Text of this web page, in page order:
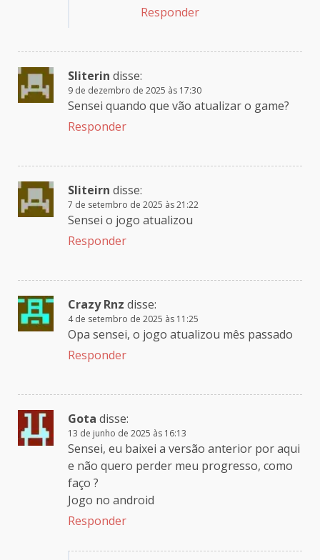
Responder
Sliterin disse:
9 de dezembro de 2025 às 17:30
Sensei quando que vão atualizar o game?
Responder
Sliteirn disse:
7 de setembro de 2025 às 21:22
Sensei o jogo atualizou
Responder
Crazy Rnz disse:
4 de setembro de 2025 às 11:25
Opa sensei, o jogo atualizou mês passado
Responder
Gota disse:
13 de junho de 2025 às 16:13
Sensei, eu baixei a versão anterior por aqui
e não quero perder meu progresso, como
faço ?
Jogo no android
Responder